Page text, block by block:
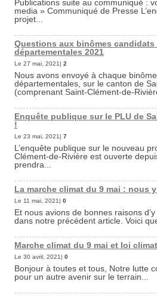
Publications suite au communiqué :
media » Communiqué de Presse
projet...
Questions aux binômes
départementales 2021
Le 27 mai, 2021| 2
Nous avons envoyé à chaque
départementales, sur le canton de
(comprenant Saint-Clément-de-
Enquête publique sur le PLU de
!
Le 23 mai, 2021| 7
L’enquête publique sur le nouveau
Clément-de-Rivière est ouverte
prendra...
La marche climat du 9 mai : nous
Le 11 mai, 2021| 0
Et nous avions de bonnes raisons
dans notre précédent article. Voici
Marche climat du 9 mai et loi climat
Le 30 avril, 2021| 0
Bonjour à toutes et tous, Notre lutte
pour un autre avenir sur le terrain...